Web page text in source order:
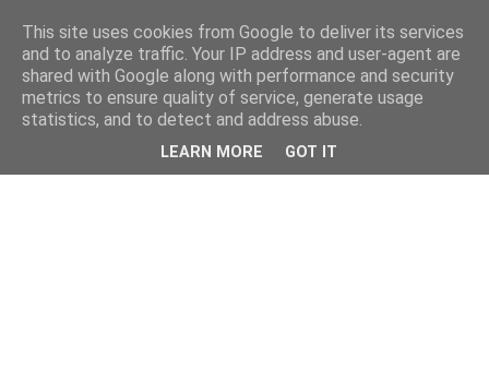
This site uses cookies from Google to deliver its services
and to analyze traffic. Your IP address and user-agent are
shared with Google along with performance and security
metrics to ensure quality of service, generate usage
statistics, and to detect and address abuse.
LEARN MORE GOT IT